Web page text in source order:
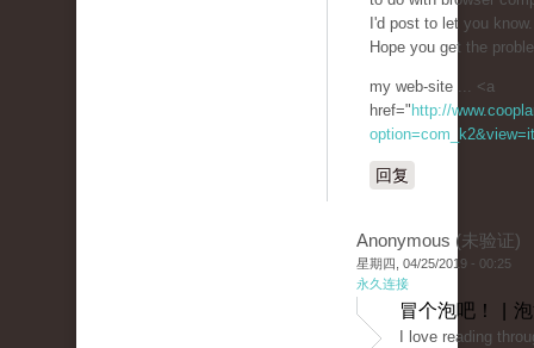
I'd post to let you
Hope you get the
my web-site ... <a
href=" http://
回复
Anonymous (未验证)
星期四, 04/25/2019 - 00:25
永久连接
冒个泡吧！ |
I love reading